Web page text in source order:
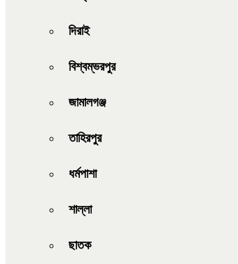
দিরাই
বিশ্বম্ভরপুর
জামালগঞ্জ
তাহিরপুর
ধর্মপাশা
শাল্লা
ছাতক